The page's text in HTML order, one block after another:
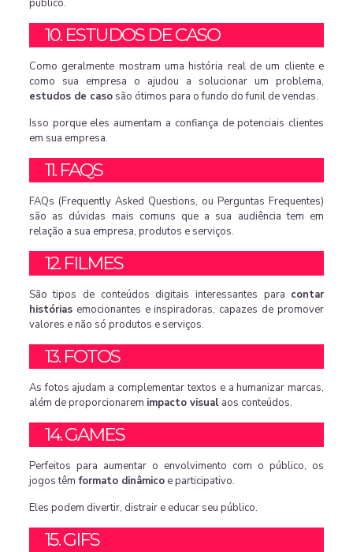
público.
10. ESTUDOS DE CASO
Como geralmente mostram uma história real de um cliente e
como sua empresa o ajudou a solucionar um problema,
estudos de casosão ótimos para o fundo do funil de vendas.
Isso porque eles aumentam a confiança de potenciais clientes
em sua empresa.
11. FAQS
FAQs (Frequently Asked Questions, ou Perguntas Frequentes)
são as dúvidas mais comuns que a sua audiência tem em
relação a sua empresa, produtos e serviços.
12. FILMES
São tipos de conteúdos digitais interessantes para contar
históriasemocionantes e inspiradoras, capazes de promover
valores e não só produtos e serviços.
13. FOTOS
As fotos ajudam a complementar textos e a humanizar marcas,
além de proporcionarem impacto visual aos conteúdos.
14. GAMES
Perfeitos para aumentar o envolvimento com o público, os
jogos têm formato dinâmicoe participativo.
Eles podem divertir, distrair e educar seu público.
15. GIFS